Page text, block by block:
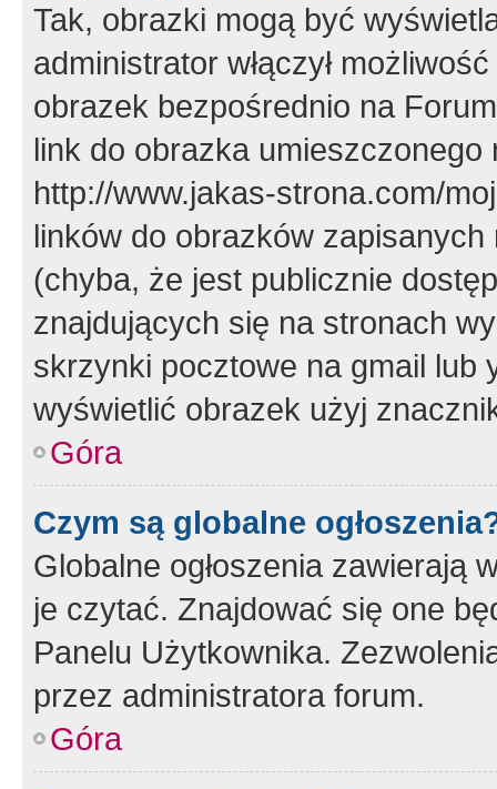
Tak, obrazki mogą być
administrator włączył
obrazek bezpośrednio na
link do obrazka
http://www.jakas-strona.com/
linków do obrazków
(chyba, że jest publicznie
znajdujących się na stronach
skrzynki pocztowe na gmail lub
wyświetlić obrazek użyj
Góra
Czym są globalne
Globalne ogłoszenia zawierają
je czytać. Znajdować się one
Panelu Użytkownika.
przez administratora forum.
Góra